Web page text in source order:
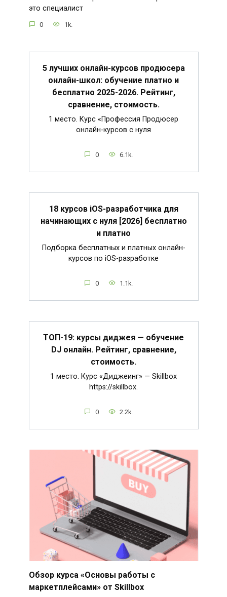
это специалист
0 1k.
5 лучших онлайн-курсов продюсера
онлайн-школ: обучение платно и
бесплатно 2025-2026. Рейтинг,
сравнение, стоимость.
1 место. Курс «Профессия Продюсер
онлайн-курсов с нуля
0 6.1k.
18 курсов iOS-разработчика для
начинающих с нуля [2026] бесплатно
и платно
Подборка бесплатных и платных онлайн-
курсов по iOS-разработке
0 1.1k.
ТОП-19: курсы диджея — обучение
DJ онлайн. Рейтинг, сравнение,
стоимость.
1 место. Курс «Диджеинг» — Skillbox
https://skillbox.
0 2.2k.
Обзор курса «Основы работы с
маркетплейсами» от Skillbox